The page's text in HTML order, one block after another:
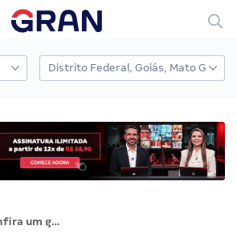
Confira um guia prático para você passar na OAB estudando apenas 2 horas por dia!